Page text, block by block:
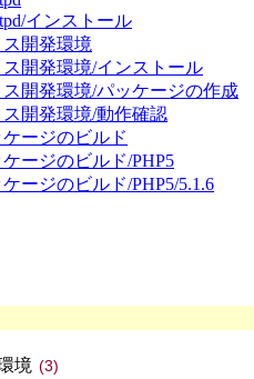
インストール
ス開発環境
ス開発環境/インストール
ス開発環境/パッケージの作成
ス開発環境/動作確認
ケージのビルド
ケージのビルド/PHP5
ージのビルド/PHP5/5.1.6
境 (3)